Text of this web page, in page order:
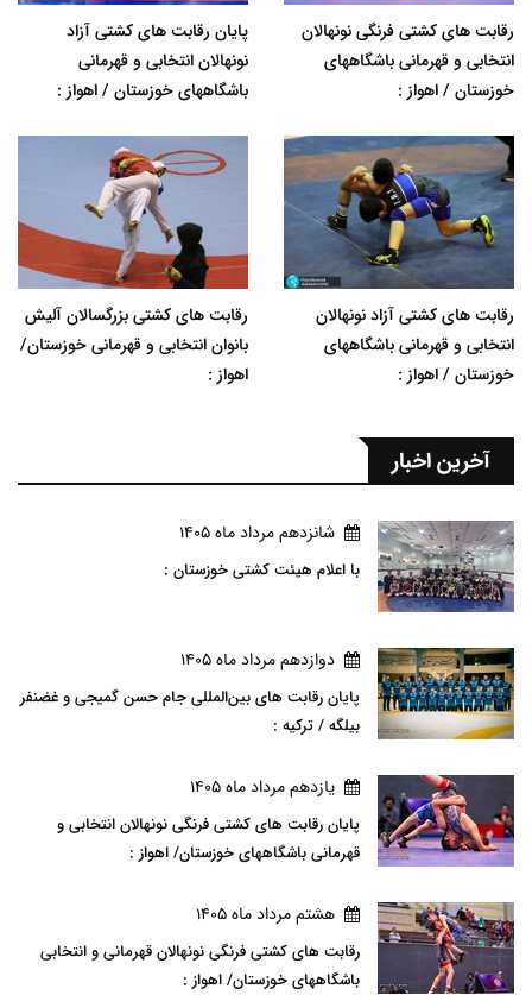
رقابت های کشتی فرنگی نونهالان
انتخابی و قهرمانی باشگاههای
خوزستان / اهواز :
پایان رقابت های کشتی آزاد
نونهالان انتخابی و قهرمانی
باشگاههای خوزستان / اهواز :
رقابت های کشتی آزاد نونهالان
انتخابی و قهرمانی باشگاههای
خوزستان / اهواز :
رقابت های کشتی بزرگسالان آلیش
بانوان انتخابی و قهرمانی خوزستان/
اهواز :
آخرین اخبار
شانزدهم مرداد ماه 1405
با اعلام هیئت کشتی خوزستان :
دوازدهم مرداد ماه 1405
پایان رقابت های بین‌المللی جام حسن گمیجی و غضنفر
بیلگه / ترکیه :
يازدهم مرداد ماه 1405
پایان رقابت های کشتی فرنگی نونهالان انتخابی و
قهرمانی باشگاههای خوزستان/ اهواز :
هشتم مرداد ماه 1405
رقابت های کشتی فرنگی نونهالان قهرمانی و انتخابی
باشگاههای خوزستان/ اهواز :